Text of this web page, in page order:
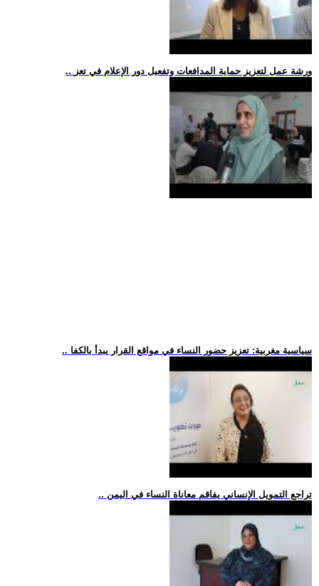
.. ورشة عمل لتعزيز حماية المدافعات وتفعيل دور الإعلام في تعز
.. سياسية مغربية: تعزيز حضور النساء في مواقع القرار يبدأ بالكفا
.. تراجع التمويل الإنساني يفاقم معاناة النساء في اليمن